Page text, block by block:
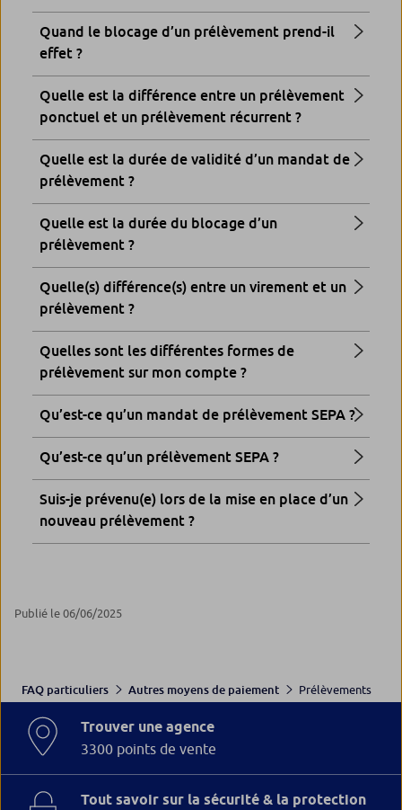
Quand le blocage d’un prélèvement prend-il
effet ?
Quelle est la différence entre un prélèvement
ponctuel et un prélèvement récurrent ?
Quelle est la durée de validité d’un mandat de
prélèvement ?
Quelle est la durée du blocage d’un
prélèvement ?
Quelle(s) différence(s) entre un virement et un
prélèvement ?
Quelles sont les différentes formes de
prélèvement sur mon compte ?
Qu’est-ce qu’un mandat de prélèvement SEPA ?
Qu’est-ce qu’un prélèvement SEPA ?
Suis-je prévenu(e) lors de la mise en place d’un
nouveau prélèvement ?
Publié le 06/06/2025
FAQ particuliers Autres moyens de paiement Prélèvements
Trouver une agence
3300 points de vente
Tout savoir sur la sécurité & la protection